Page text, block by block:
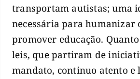
transportam autistas; uma
necessária para humanizar
promover educação.
leis, que partiram de
mandato, continuo atento e